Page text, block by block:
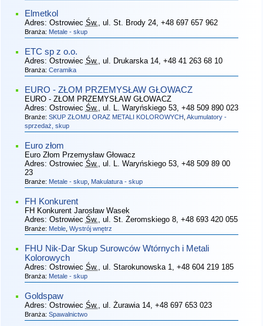
Elmetkol
Adres: Ostrowiec Św. , ul. St. Brody 24, +48 697 657 962
Branża: Metale - skup
ETC sp z o.o.
Adres: Ostrowiec Św. , ul. Drukarska 14, +48 41 263 68 10
Branża: Ceramika
EURO - ZŁOM PRZEMYSŁAW GŁOWACZ
EURO - ZŁOM PRZEMYSŁAW GŁOWACZ
Adres: Ostrowiec Św. , ul. L. Waryńskiego 53, +48 509 890 023
Branże: SKUP ZŁOMU ORAZ METALI KOLOROWYCH Akumulatory -
sprzedaż, skup
Euro złom
Euro Złom Przemysław Głowacz
Adres: Ostrowiec Św. , ul. L. Waryńskiego 53, +48 509 89 00
23
Branże: Metale - skup, Makulatura - skup
FH Konkurent
FH Konkurent Jarosław Wasek
Adres: Ostrowiec Św. , ul. St. Żeromskiego 8, +48 693 420 055
Branże: Meble, Wystrój wnętrz
FHU Nik-Dar Skup Surowców Wtórnych i Metali
Kolorowych
Adres: Ostrowiec Św. , ul. Starokunowska 1 , +48 604 219 185
Branża: Metale - skup
Goldspaw
Adres: Ostrowiec Św. , ul. Żurawia 14, +48 697 653 023
Branża: Spawalnictwo